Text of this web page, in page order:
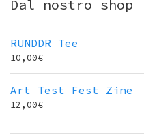
Dal nostro shop
RUNDDR Tee
10,00€
Art Test Fest Zine
12,00€